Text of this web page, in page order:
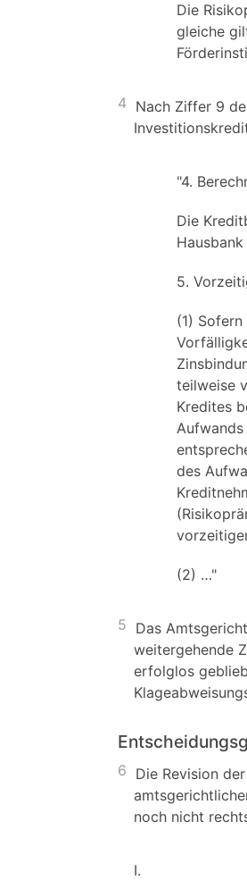
Die
gleiche
4 Nach Ziffer 9
"4.
Die
5.
(1)
teilweise
Kredites
des
(2) …"
5 Das
weitergehende
erfolglos
6 Die Revision
noch nicht
I.